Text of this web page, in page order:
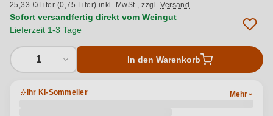
25,33 €/Liter (0,75 Liter) inkl. MwSt.,zzgl.Versand
Sofort versandfertig direkt vom Weingut
Lieferzeit 1-3 Tage
1 In den Warenkorb
Ihr KI-Sommelier Mehr